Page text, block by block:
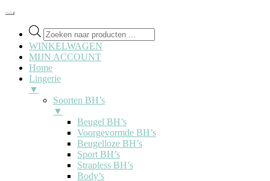
Producten
zoeken
WINKELWAGEN
MIJN ACCOUNT
Home
Lingerie
▼
Soorten BH’s
▼
Beugel BH’s
Voorgevormde BH’s
Beugelloze BH’s
Sport BH’s
Strapless BH’s
Body’s